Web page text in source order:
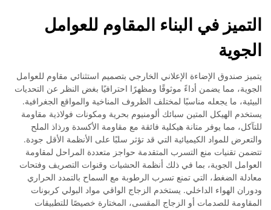
التميز في البناء المقاوم للعوامل
الجوية
يتميز صندوق الإضاءة الإعلاني الخارجي بتصميم استثنائي مقاوم للعوامل
الجوية، مما يضمن أداءً موثوقًا ومظهرًا احترافيًا بغض النظر عن التحديات
البيئية، ما يجعله مناسبًا لمختلف الظروف المناخية والمواقع الجغرافية.
يستخدم الهيكل المتين سبائك ألومنيوم بحرية ومكونات فولاذية مقاومة
للتآكل، مما يوفر متانة هيكلية فائقة مع مقاومة الأكسدة ورذاذ الملح
والتعرض للمواد الكيميائية التي قد تؤثر سلبًا على الأنظمة الأقل جودة.
تتضمن تقنيات منع التسرب المتقدمة حواجز متعددة المراحل لمقاومة
العوامل الجوية، بما في ذلك أنظمة الحشيات وقنوات التصريف وفتحات
معادلة الضغط، التي تمنع تسرب الرطوبة مع السماح بالتمدد الحراري
ودوران الهواء الداخلي. يستخدم الزجاج الواقي مواد البولي كربونات
المقاومة للصدمات أو الزجاج المقسى، المختارة خصيصًا للتطبيقات